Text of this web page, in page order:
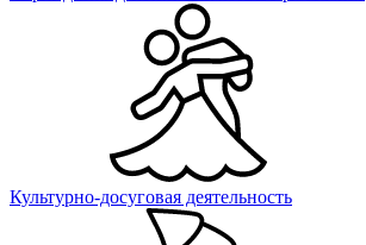
Культурно-досуговая деятельность